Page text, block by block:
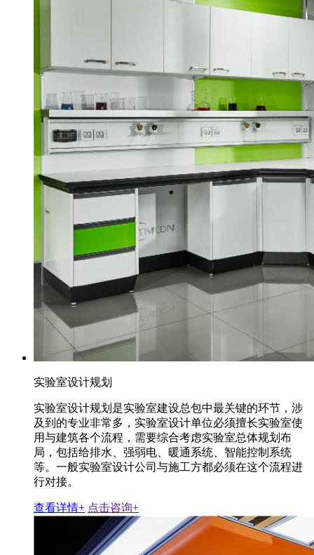
实验室设计规划
实验室设计规划是实验室建设总包中最关键的环节，涉
及到的专业非常多，实验室设计单位必须擅长实验室使
用与建筑各个流程，需要综合考虑实验室总体规划布
局，包括给排水、强弱电、暖通系统、智能控制系统
等。一般实验室设计公司与施工方都必须在这个流程进
行对接。
查看详情+ 点击咨询+